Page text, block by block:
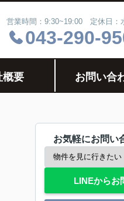
営業時間：9:30~19:00 定休日：
043-290-
概要 お問い合
お気軽にお問い
LINEからお